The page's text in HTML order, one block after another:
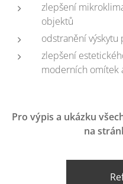
zlepšení
objektů
odstranění výskytu
zlepšení
moderních omítek
Pro výpis a ukázku
na